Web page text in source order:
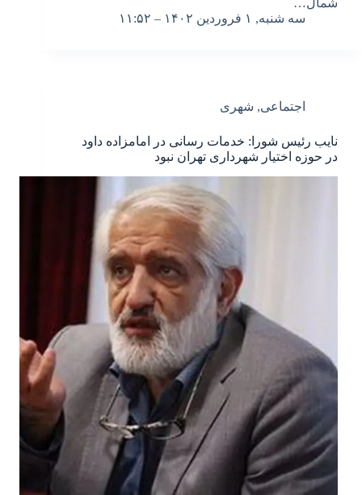
شمال…
سه شنبه, ۱ فروردین ۱۴۰۲ – ۱۱:۵۲
اجتماعی, شهری
نایب رئیس شورا: خدمات رسانی در امامزاده داود
در حوزه اختیار شهرداری تهران نبود